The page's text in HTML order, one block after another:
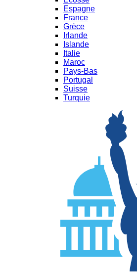
Espagne
France
Grèce
Irlande
Islande
Italie
Maroc
Pays-Bas
Portugal
Suisse
Turquie